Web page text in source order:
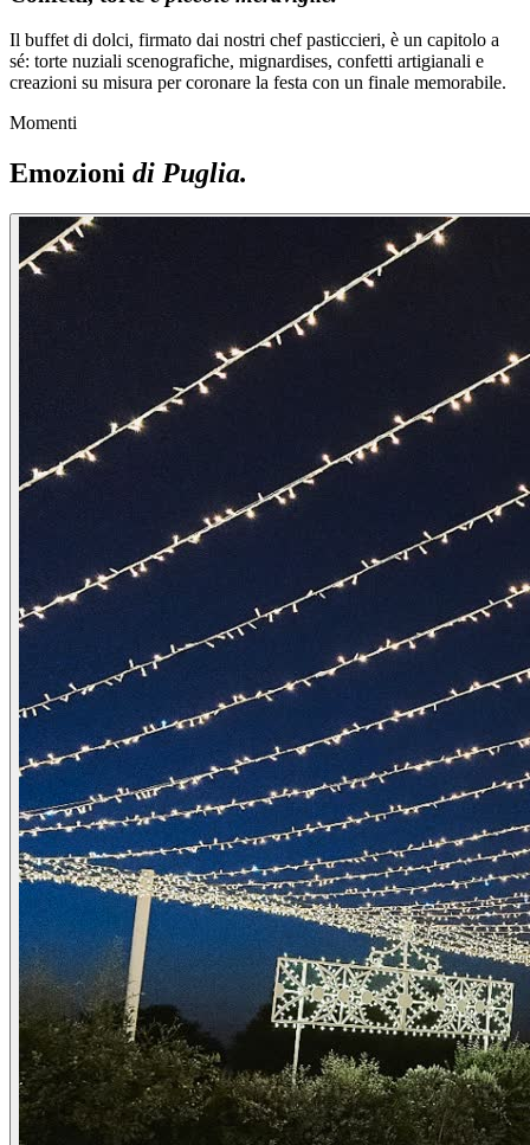
Il buffet di dolci, firmato dai nostri chef pasticcieri, è un capitolo a
sé: torte nuziali scenografiche, mignardises, confetti artigianali e
creazioni su misura per coronare la festa con un finale memorabile.
Momenti
Emozioni di Puglia.